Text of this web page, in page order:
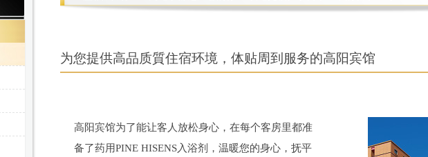
为您提供高品质質住宿环境，体贴周到服务的高阳宾馆
高阳宾馆为了能让客人放松身心，在每个客房里都准
备了药用PINE HISENS入浴剂，温暖您的身心，抚平